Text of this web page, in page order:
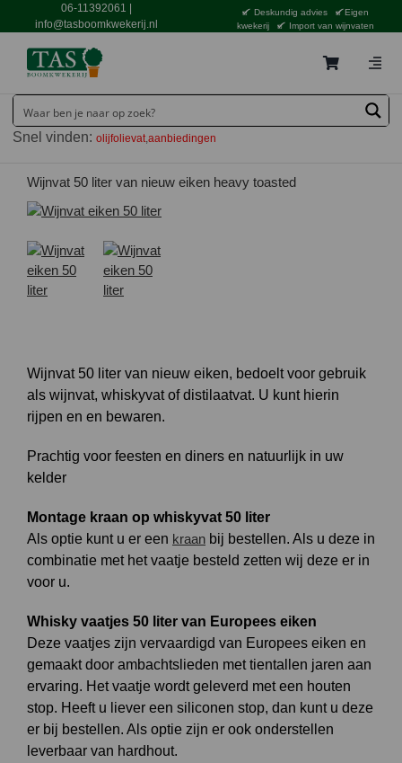
06-11392061
info@tasboomkwekerij.nl
Deskundig advies
Eigen
kwekerij
Import van wijnvaten
Contact en bestellen
Catalogus
Aanbiedingen
Bezorgen
Tuincentrum Waddinxveen
Snel vinden:olijfolievat aanbiedingen
Wijnvat 50 liter van nieuw eiken heavy toasted
Wijnvat 50 liter van nieuw eiken, bedoelt voor gebruik
als wijnvat, whiskyvat of distilaatvat. U kunt hierin
rijpen en en bewaren.
Prachtig voor feesten en diners en natuurlijk in uw
kelder
Montage kraan op whiskyvat 50 liter
Als optie kunt u er een kraan bij bestellen. Als u deze in
combinatie met het vaatje besteld zetten wij deze er in
voor u.
Whisky vaatjes 50 liter van Europees eiken
Deze vaatjes zijn vervaardigd van Europees eiken en
gemaakt door ambachtslieden met tientallen jaren aan
ervaring. Het vaatje wordt geleverd met een houten
stop. Heeft u liever een siliconen stop, dan kunt u deze
er bij bestellen. Als optie zijn er ook onderstellen
leverbaar van hardhout.